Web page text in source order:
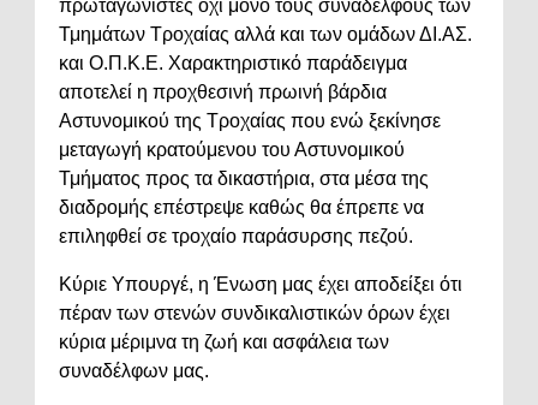
πρωταγωνιστές όχι μόνο τους συναδέλφους των
Τμημάτων Τροχαίας αλλά και των ομάδων ΔΙ.ΑΣ.
και Ο.Π.Κ.Ε. Χαρακτηριστικό παράδειγμα
αποτελεί η προχθεσινή πρωινή βάρδια
Αστυνομικού της Τροχαίας που ενώ ξεκίνησε
μεταγωγή κρατούμενου του Αστυνομικού
Τμήματος προς τα δικαστήρια, στα μέσα της
διαδρομής επέστρεψε καθώς θα έπρεπε να
επιληφθεί σε τροχαίο παράσυρσης πεζού.
Κύριε Υπουργέ, η Ένωση μας έχει αποδείξει ότι
πέραν των στενών συνδικαλιστικών όρων έχει
κύρια μέριμνα τη ζωή και ασφάλεια των
συναδέλφων μας.